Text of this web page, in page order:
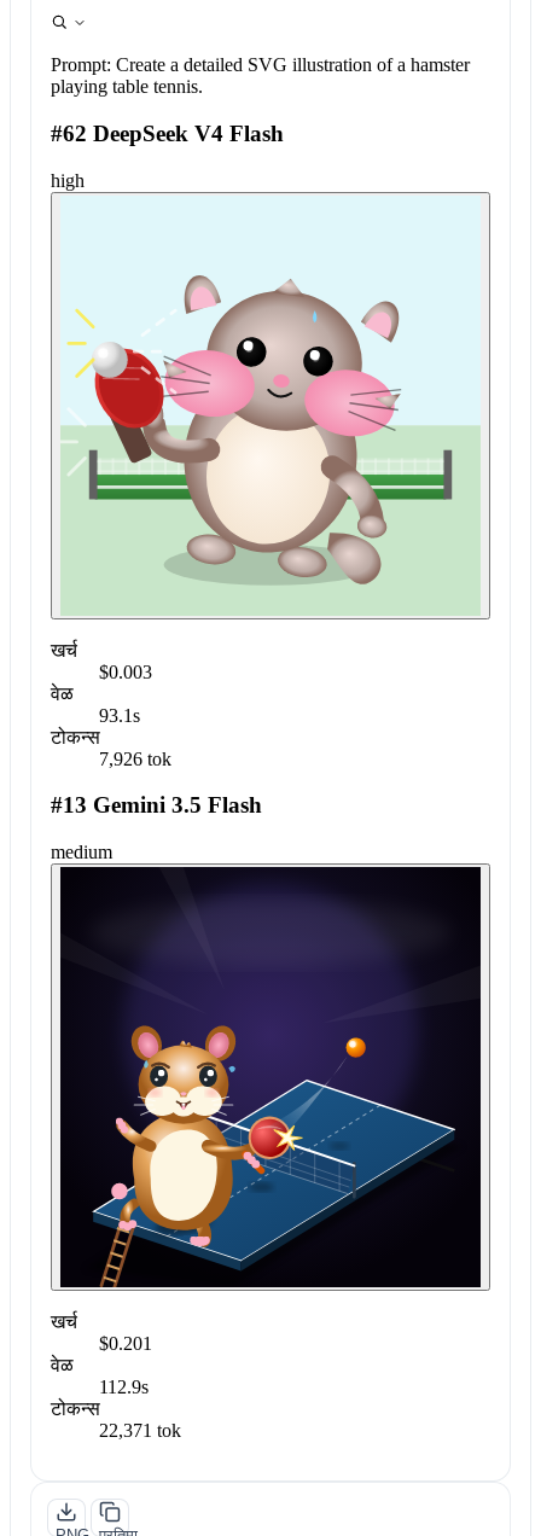
Prompt: Create a detailed SVG illustration of a hamster
playing table tennis.
#62 DeepSeek V4 Flash
high
खर्च
$0.003
वेळ
93.1s
टोकन्स
7,926 tok
#13 Gemini 3.5 Flash
medium
खर्च
$0.201
वेळ
112.9s
टोकन्स
22,371 tok